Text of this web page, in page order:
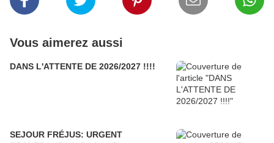
Vous aimerez aussi
DANS L'ATTENTE DE 2026/2027 !!!!
SEJOUR FRÉJUS: URGENT